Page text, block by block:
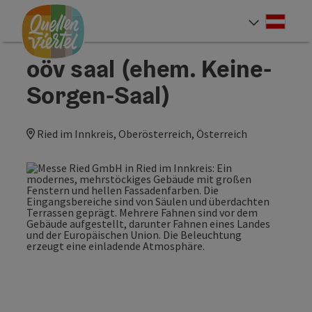
Zum Inhalt
Zur Navigation
Zum Seitenanfang
oöv saal (ehem. Keine-
Sorgen-Saal)
Ried im Innkreis, Oberösterreich, Österreich